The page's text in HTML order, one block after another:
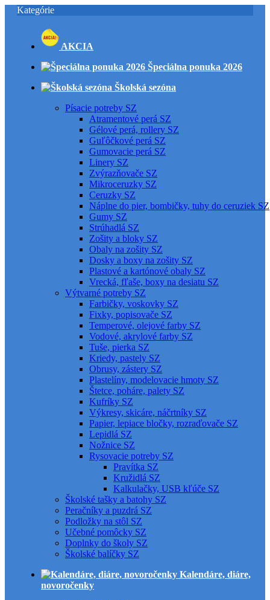
Kategórie
AKCIA
Špeciálna ponuka 2026
Školská sezóna
Písacie potreby SZ
Atramentové perá SZ
Gélové perá, rollery SZ
Guľôčkové perá SZ
Gumovacie perá SZ
Linery SZ
Zvýrazňovače SZ
Mikroceruzky SZ
Ceruzky SZ
Náplne do pier, bombičky, tuhy do ceruziek SZ
Gumy SZ
Strúhadlá SZ
Zošity a bloky SZ
Obaly na zošity SZ
Dosky a boxy na zošity SZ
Plastové a kartónové obaly SZ
Vrecká, fľaše, boxy na desiatu SZ
Výtvarné potreby SZ
Farbičky, voskovky SZ
Fixky, popisovače SZ
Temperové, olejové farby SZ
Vodové, akrylové farby SZ
Tuše, pierka SZ
Kriedy, pastely SZ
Obrusy, zástery SZ
Plastelíny, modelovacie hmoty SZ
Štetce, poháre, palety SZ
Kufríky SZ
Výkresy, skicáre, náčrtníky SZ
Papier, lepiace bločky, rozraďovače SZ
Lepidlá SZ
Nožnice SZ
Rysovacie potreby SZ
Pravítka SZ
Kružidlá SZ
Kalkulačky, USB kľúče SZ
Školské tašky a batohy SZ
Peračníky a puzdrá SZ
Podložky na stôl SZ
Učebné pomôcky SZ
Doplnky do školy SZ
Školské balíčky SZ
Kalendáre, diáre,
novoročenky